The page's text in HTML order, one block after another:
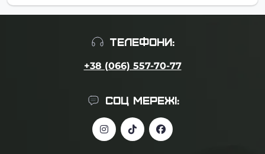
ТЕЛЕФОНИ:
+38 (066) 557-70-77
СОЦ МЕРЕЖІ: